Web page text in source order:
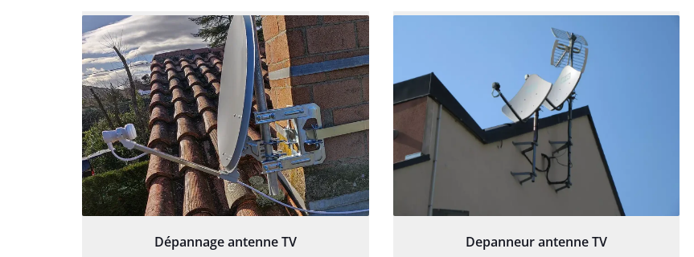
Dépannage antenne TV Depanneur antenne TV